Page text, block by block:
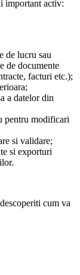
important activ:
de lucru sau
de documente
facturi etc.);
a datelor din
pentru modificari
si validare;
si exporturi
cum va